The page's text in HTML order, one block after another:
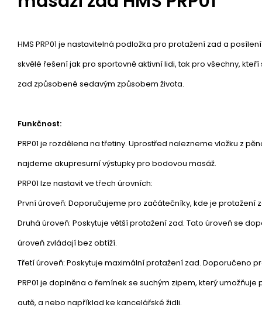
HMS PRP01 je nastavitelná podložka pro protažení zad a
skvělé řešení jak pro sportovně aktivní lidi, tak pro všechny,
zad způsobené sedavým způsobem života.
Funkčnost:
PRP01 je rozdělena na třetiny. Uprostřed nalezneme vložku z
najdeme akupresurní výstupky pro bodovou masáž.
PRP01 lze nastavit ve třech úrovních:
První úroveň: Doporučujeme pro začátečníky, kde je protažení
Druhá úroveň: Poskytuje větší protažení zad. Tato úroveň se
úroveň zvládají bez obtíží.
Třetí úroveň: Poskytuje maximální protažení zad. Doporučeno
PRP01 je doplněna o řemínek se suchým zipem, který
autě, a nebo například ke kancelářské židli.